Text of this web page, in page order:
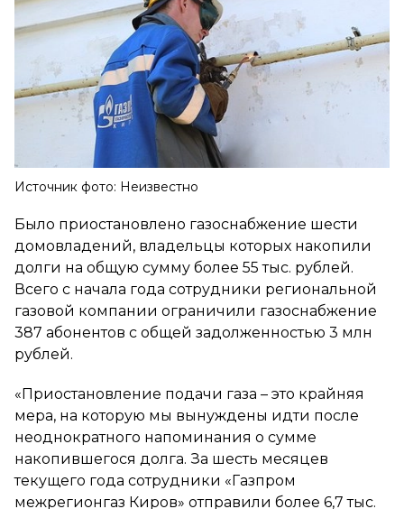
Источник фото: Неизвестно
Было приостановлено газоснабжение шести
домовладений, владельцы которых накопили
долги на общую сумму более 55 тыс. рублей.
Всего с начала года сотрудники региональной
газовой компании ограничили газоснабжение
387 абонентов с общей задолженностью 3 млн
рублей.
«Приостановление подачи газа – это крайняя
мера, на которую мы вынуждены идти после
неоднократного напоминания о сумме
накопившегося долга. За шесть месяцев
текущего года сотрудники «Газпром
межрегионгаз Киров» отправили более 6,7 тыс.